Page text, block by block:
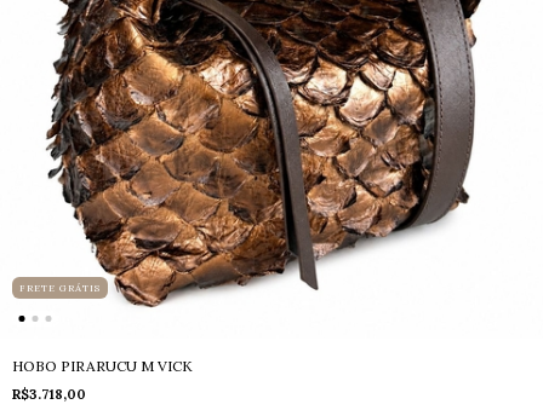
FRETE GRÁTIS
HOBO PIRARUCU M VICK
R$3.718,00